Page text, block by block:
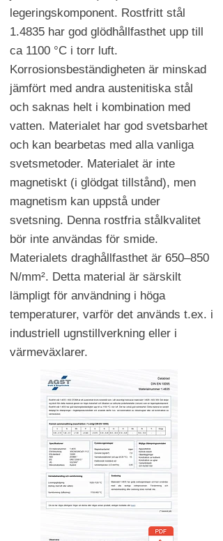
legeringskomponent. Rostfritt stål
1.4835 har god glödhållfasthet upp till
ca 1100 °C i torr luft.
Korrosionsbeständigheten är minskad
jämfört med andra austenitiska stål
och saknas helt i kombination med
vatten. Materialet har god svetsbarhet
och kan bearbetas med alla vanliga
svetsmetoder. Materialet är inte
magnetiskt (i glödgat tillstånd), men
magnetism kan uppstå under
svetsning. Denna rostfria stålkvalitet
bör inte användas för smide.
Materialets draghållfasthet är 650–850
N/mm². Detta material är särskilt
lämpligt för användning i höga
temperaturer, varför det används t.ex. i
industriell ugnstillverkning eller i
värmeväxlarer.